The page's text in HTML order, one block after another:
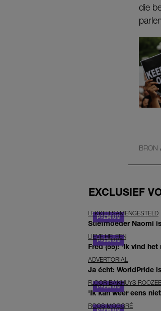
die
BRON
EXCLUSIEF
LEKKER SAMENGESTELD
Stiefmoeder Naomi
LIEVE HELEEN
Fred (55): 'Ik vind
ADVERTORIAL
Ja écht: WorldPride
FLOOR BAKHUYS
'Ik kan weer eens
ROOS MOGGRÉ